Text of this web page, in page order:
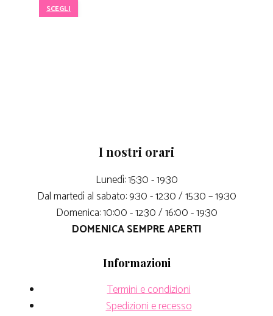
SCEGLI
I nostri orari
Lunedì: 15:30 - 19:30
Dal martedì al sabato: 9:30 - 12:30 / 15:30 – 19:30
Domenica: 10:00 - 12:30 / 16:00 - 19:30
DOMENICA SEMPRE APERTI
Informazioni
Termini e condizioni
Spedizioni e recesso